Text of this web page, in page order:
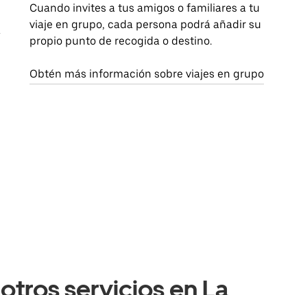
Cuando invites a tus amigos o familiares a tu
viaje en grupo, cada persona podrá añadir su
propio punto de recogida o destino.
Obtén más información sobre viajes en grupo